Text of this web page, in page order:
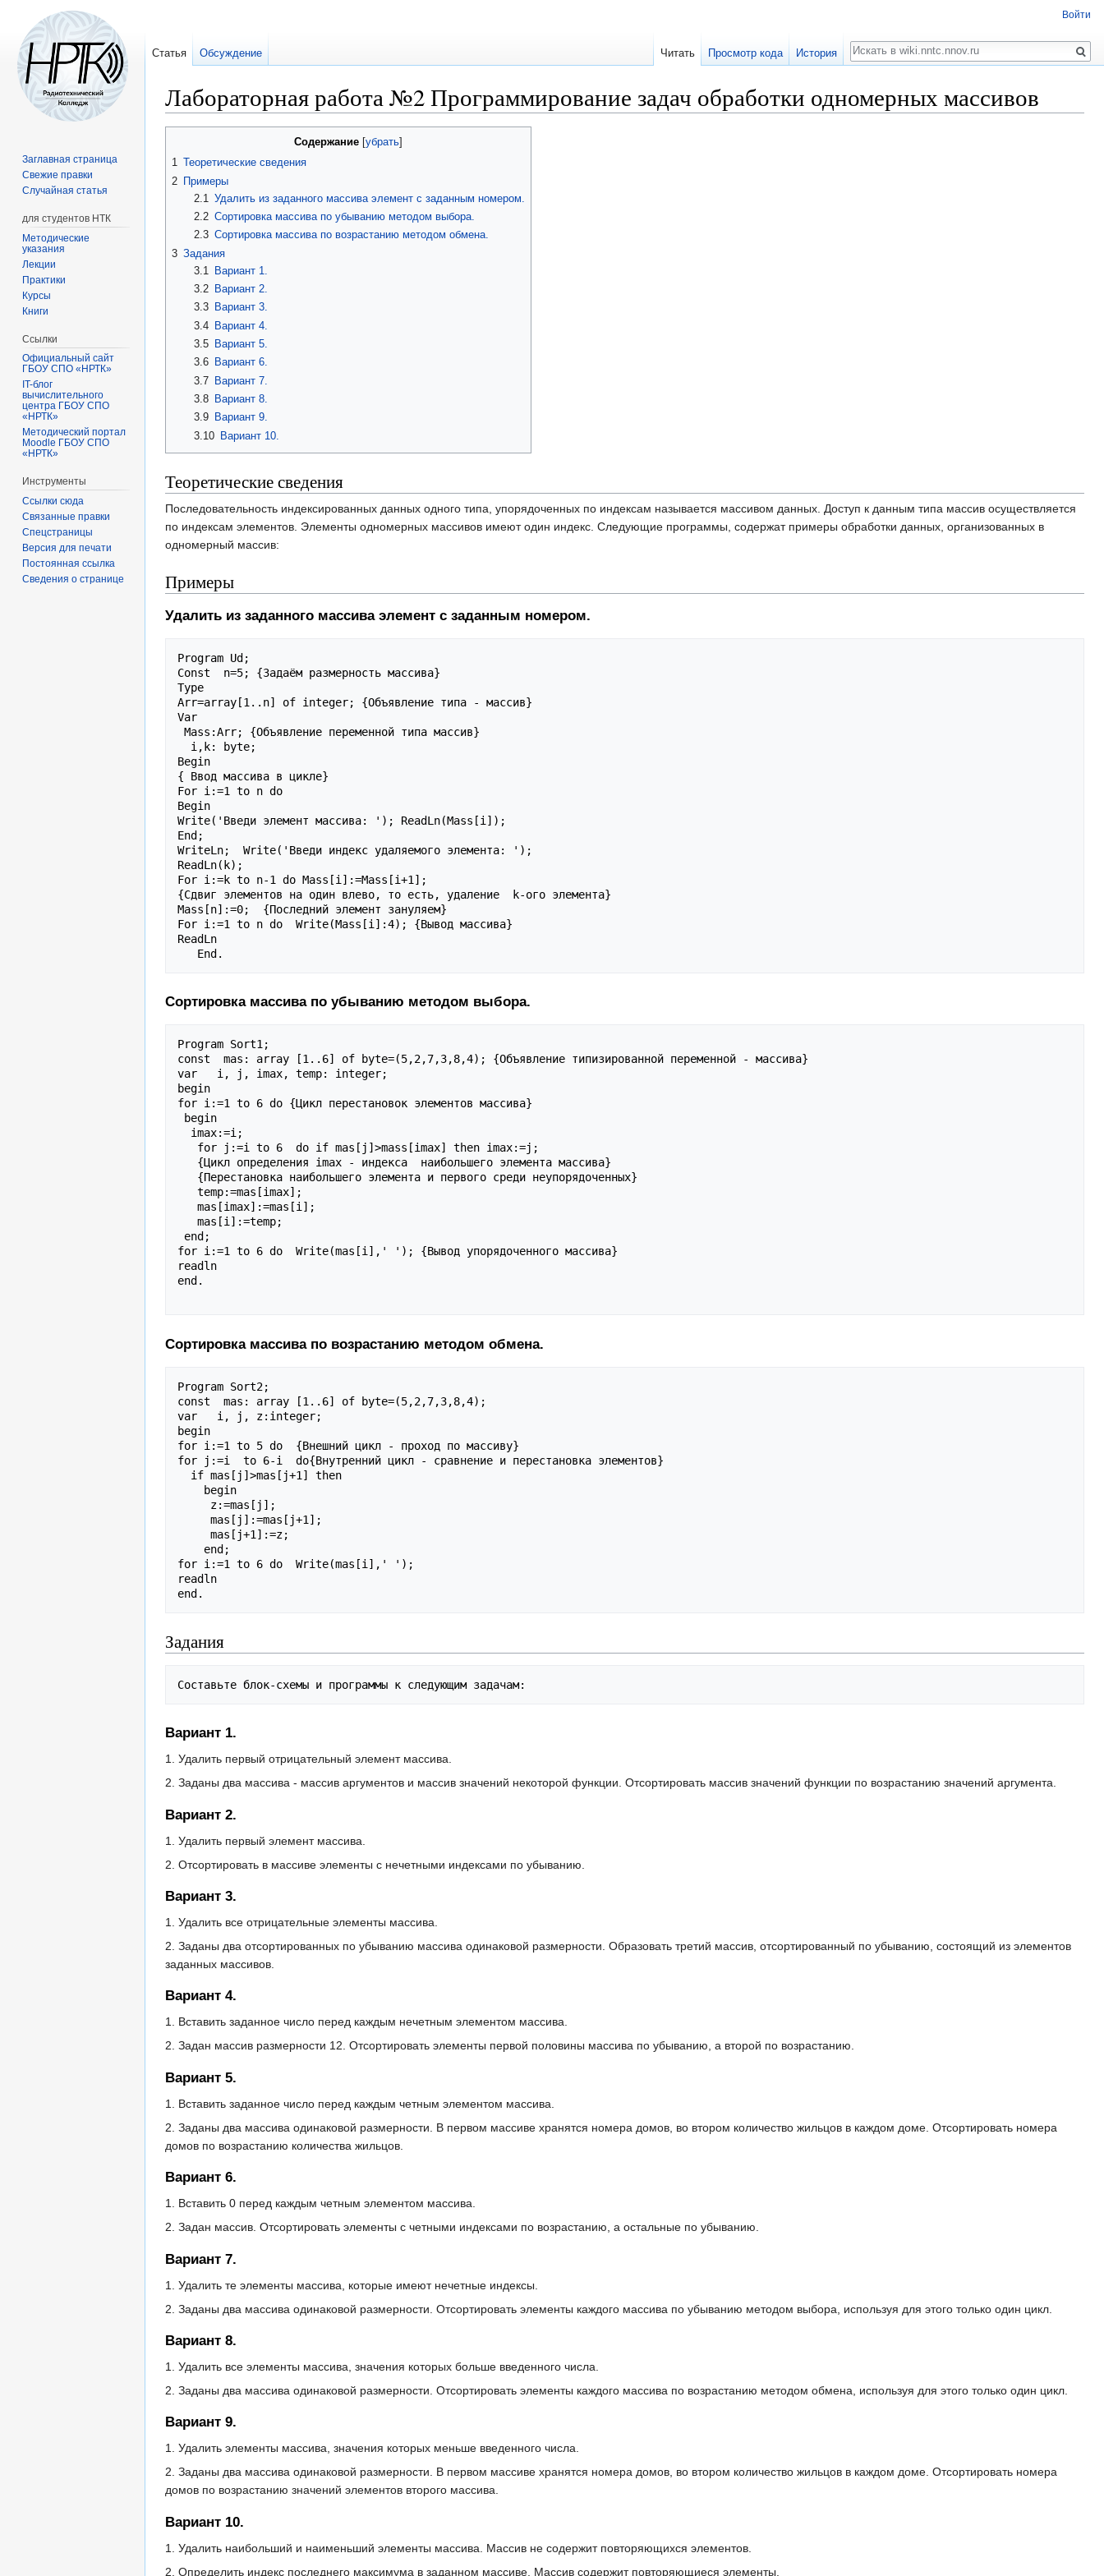
Лабораторная работа №2 Программирование задач обработки одномерных массивов
навигации
Содержание
1 Теоретические сведения
2 Примеры
2.1
Удалить из заданного массива элемент с заданным номером.
2.2 Сортировка массива по убыванию методом выбора.
2.3 Сортировка массива по возрастанию методом обмена.
3 Задания
3.1
Вариант 1.
3.2
Вариант 2.
3.3
Вариант 3.
3.4 Вариант 4.
3.5
Вариант 5.
3.6
Вариант 6.
3.7 Вариант 7.
3.8
Вариант 8.
3.9
Вариант 9.
3.10 Вариант 10.
Теоретические сведения
Последовательность индексированных данных одного типа, упорядоченных по индексам называется массивом данных. Доступ к данным типа массив осуществляется
по индексам элементов. Элементы одномерных массивов имеют один индекс. Следующие программы, содержат примеры обработки данных, организованных в
одномерный массив:
Примеры
Удалить из заданного массива элемент с заданным номером.
Program Ud;
Const  n=5; {Задаём размерность массива}
Type
Arr=array[1..n] of integer; {Объявление типа - массив}
Var
Begin
{ Ввод массива в цикле}
For i:=1 to n do
Begin
Write('Введи элемент массива: '); ReadLn(Mass[i]);
End;
WriteLn;  Write('Введи индекс удаляемого элемента: ');
ReadLn(k);
For i:=k to n-1 do Mass[i]:=Mass[i+1];
{Сдвиг элементов на один влево, то есть, удаление  k-ого элемента}
Mass[n]:=0;  {Последний элемент зануляем}
For i:=1 to n do  Write(Mass[i]:4); {Вывод массива}
ReadLn
Сортировка массива по убыванию методом выбора.
Program Sort1;
const  mas: array [1..6] of byte=(5,2,7,3,8,4); {Объявление типизированной переменной - массива}
var   i, j, imax, temp: integer;
begin
for i:=1 to 6 do {Цикл перестановок элементов массива}
for i:=1 to 6 do  Write(mas[i],' '); {Вывод упорядоченного массива}
readln
end.
Сортировка массива по возрастанию методом обмена.
Program Sort2;
const  mas: array [1..6] of byte=(5,2,7,3,8,4);
var   i, j, z:integer;
begin
for i:=1 to 5 do  {Внешний цикл - проход по массиву}
for j:=i  to 6-i  do{Внутренний цикл - сравнение и перестановка элементов}
for i:=1 to 6 do  Write(mas[i],' ');
readln
Задания
Вариант 1.
1. Удалить первый отрицательный элемент массива.
2. Заданы два массива - массив аргументов и массив значений некоторой функции. Отсортировать массив значений функции по возрастанию значений аргумента.
Вариант 2.
1. Удалить первый элемент массива.
2. Отсортировать в массиве элементы с нечетными индексами по убыванию.
Вариант 3.
1. Удалить все отрицательные элементы массива.
2. Заданы два отсортированных по убыванию массива одинаковой размерности. Образовать третий массив, отсортированный по убыванию, состоящий из элементов
заданных массивов.
Вариант 4.
1. Вставить заданное число перед каждым нечетным элементом массива.
2. Задан массив размерности 12. Отсортировать элементы первой половины массива по убыванию, а второй по возрастанию.
Вариант 5.
1. Вставить заданное число перед каждым четным элементом массива.
2. Заданы два массива одинаковой размерности. В первом массиве хранятся номера домов, во втором количество жильцов в каждом доме. Отсортировать номера
домов по возрастанию количества жильцов.
Вариант 6.
1. Вставить 0 перед каждым четным элементом массива.
2. Задан массив. Отсортировать элементы с четными индексами по возрастанию, а остальные по убыванию.
Вариант 7.
1. Удалить те элементы массива, которые имеют нечетные индексы.
2. Заданы два массива одинаковой размерности. Отсортировать элементы каждого массива по убыванию методом выбора, используя для этого только один цикл.
Вариант 8.
1. Удалить все элементы массива, значения которых больше введенного числа.
2. Заданы два массива одинаковой размерности. Отсортировать элементы каждого массива по возрастанию методом обмена, используя для этого только один цикл.
Вариант 9.
1. Удалить элементы массива, значения которых меньше введенного числа.
2. Заданы два массива одинаковой размерности. В первом массиве хранятся номера домов, во втором количество жильцов в каждом доме. Отсортировать номера
домов по возрастанию значений элементов второго массива.
Вариант 10.
1. Удалить наибольший и наименьший элементы массива. Массив не содержит повторяющихся элементов.
2. Определить индекс последнего максимума в заданном массиве. Массив содержит повторяющиеся элементы.
Войти
Статья Обсуждение Читать Просмотр кода История
Поиск
Заглавная страница
Свежие правки
Случайная статья
для студентов НТК
Методические
указания
Лекции
Практики
Курсы
Книги
Ссылки
Официальный сайт
ГБОУ СПО «НРТК»
IT-блог
вычислительного
центра ГБОУ СПО
«НРТК»
Методический портал
Moodle ГБОУ СПО
«НРТК»
Инструменты
Ссылки сюда
Связанные правки
Спецстраницы
Версия для печати
Постоянная ссылка
Сведения о странице